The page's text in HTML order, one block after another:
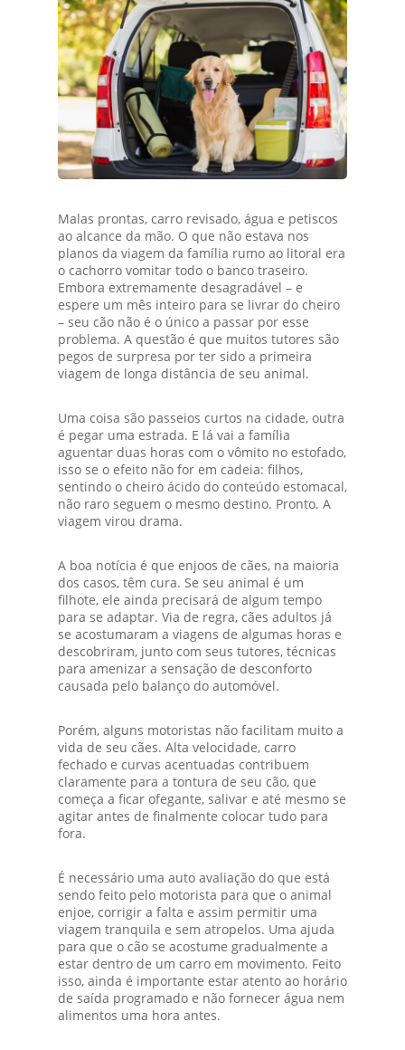
Malas prontas, carro revisado, água e petiscos
ao alcance da mão. O que não estava nos
planos da viagem da família rumo ao litoral era
o cachorro vomitar todo o banco traseiro.
Embora extremamente desagradável – e
espere um mês inteiro para se livrar do cheiro
– seu cão não é o único a passar por esse
problema. A questão é que muitos tutores são
pegos de surpresa por ter sido a primeira
viagem de longa distância de seu animal.
Uma coisa são passeios curtos na cidade, outra
é pegar uma estrada. E lá vai a família
aguentar duas horas com o vômito no estofado,
isso se o efeito não for em cadeia: filhos,
sentindo o cheiro ácido do conteúdo estomacal,
não raro seguem o mesmo destino. Pronto. A
viagem virou drama.
A boa notícia é que enjoos de cães, na maioria
dos casos, têm cura. Se seu animal é um
filhote, ele ainda precisará de algum tempo
para se adaptar. Via de regra, cães adultos já
se acostumaram a viagens de algumas horas e
descobriram, junto com seus tutores, técnicas
para amenizar a sensação de desconforto
causada pelo balanço do automóvel.
Porém, alguns motoristas não facilitam muito a
vida de seu cães. Alta velocidade, carro
fechado e curvas acentuadas contribuem
claramente para a tontura de seu cão, que
começa a ficar ofegante, salivar e até mesmo se
agitar antes de finalmente colocar tudo para
fora.
É necessário uma auto avaliação do que está
sendo feito pelo motorista para que o animal
enjoe, corrigir a falta e assim permitir uma
viagem tranquila e sem atropelos. Uma ajuda
para que o cão se acostume gradualmente a
estar dentro de um carro em movimento. Feito
isso, ainda é importante estar atento ao horário
de saída programado e não fornecer água nem
alimentos uma hora antes.